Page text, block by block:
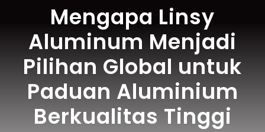
Mengapa Linsy
Aluminum Menjadi
Pilihan Global untuk
Paduan Aluminium
Berkualitas Tinggi